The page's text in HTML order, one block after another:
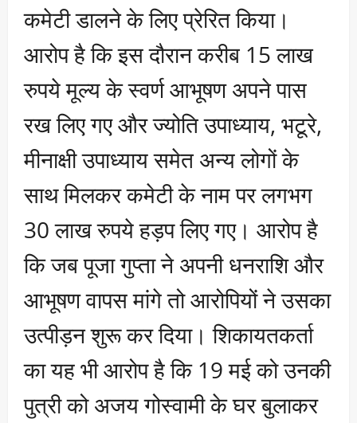
कमेटी डालने के लिए प्रेरित किया।
आरोप है कि इस दौरान करीब 15 लाख
रुपये मूल्य के स्वर्ण आभूषण अपने पास
रख लिए गए और ज्योति उपाध्याय, भटूरे,
मीनाक्षी उपाध्याय समेत अन्य लोगों के
साथ मिलकर कमेटी के नाम पर लगभग
30 लाख रुपये हड़प लिए गए। आरोप है
कि जब पूजा गुप्ता ने अपनी धनराशि और
आभूषण वापस मांगे तो आरोपियों ने उसका
उत्पीड़न शुरू कर दिया। शिकायतकर्ता
का यह भी आरोप है कि 19 मई को उनकी
पुत्री को अजय गोस्वामी के घर बुलाकर